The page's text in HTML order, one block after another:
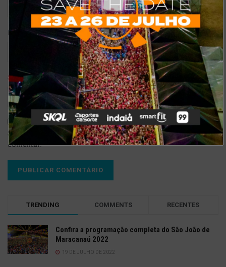
E-mail
Site
Salvar meus dados neste navegador para a próxima vez que eu
comentar.
TRENDING COMMENTS RECENTES
Confira a programação completa do São João de
Maracanaú 2022
19 DE JULHO DE 2022